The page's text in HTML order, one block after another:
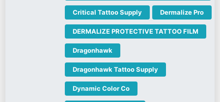
Critical Tattoo Supply Dermalize Pro
DERMALIZE PROTECTIVE TATTOO FILM
Dragonhawk
Dragonhawk Tattoo Supply
Dynamic Color Co